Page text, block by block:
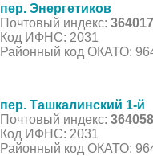
пер. Энергетиков
Почтовый индекс: 364017
Код ИФНС: 2031
Районный код ОКАТО:
пер. Ташкалинский 1-й
Почтовый индекс: 364058
Код ИФНС: 2031
Районный код ОКАТО: